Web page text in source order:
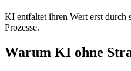
KI entfaltet ihren Wert erst durch
Prozesse.
Warum KI ohne